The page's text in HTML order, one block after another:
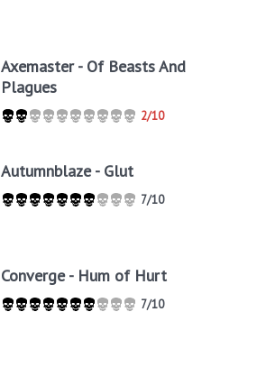
Axemaster - Of Beasts And
Plagues
2/10
Autumnblaze - Glut
7/10
Converge - Hum of Hurt
7/10